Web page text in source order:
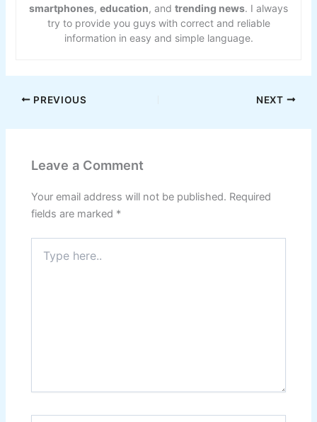
smartphones, education, and trending news. I always
try to provide you guys with correct and reliable
information in easy and simple language.
PREVIOUS NEXT
Leave a Comment
Your email address will not be published. Required
fields are marked *
here..